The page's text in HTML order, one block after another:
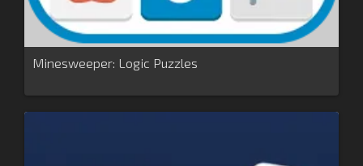
Minesweeper: Logic Puzzles